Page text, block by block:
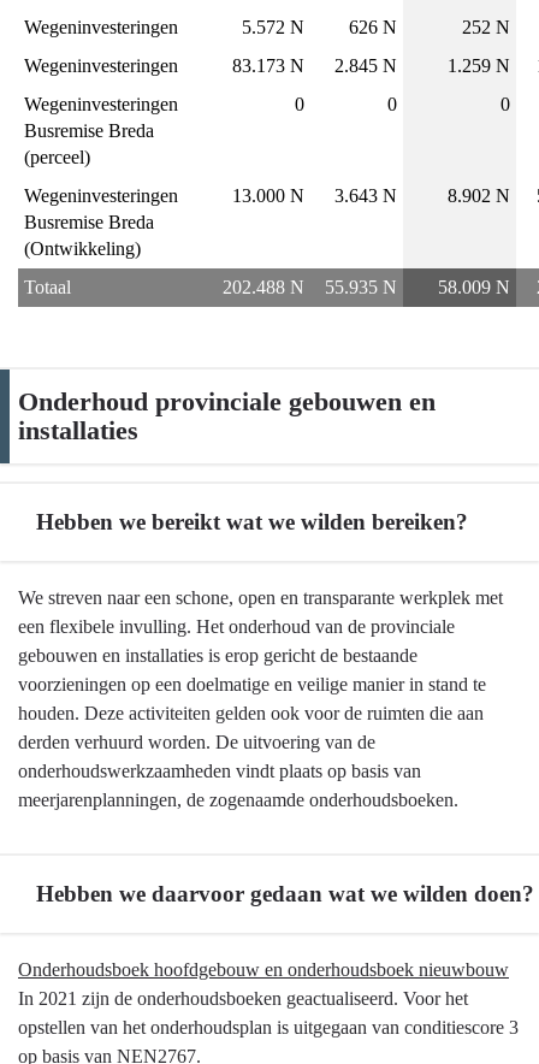
Wegeninvesteringen
5.572 N 626 N
252 N
Wegeninvesteringen
83.173 N 2.845 N 1.259 N
Wegeninvesteringen
Busremise Breda
(perceel)
0 0 0
Wegeninvesteringen
Busremise Breda
(Ontwikkeling)
13.000 N 3.643 N 8.902 N
Totaal 202.488 N 55.935 N 58.009 N
Onderhoud provinciale gebouwen en
installaties
Hebben we bereikt wat we wilden bereiken?
Terug
naar
navigatie
Onderhoud
provinciale
gebouwen
Hebben
wat
we
wilden
bereiken?
We streven naar een schone, open en transparante werkplek met
een flexibele invulling. Het onderhoud van de provinciale
gebouwen en installaties is erop gericht de bestaande
voorzieningen op een doelmatige en veilige manier in stand te
houden. Deze activiteiten gelden ook voor de ruimten die aan
derden verhuurd worden. De uitvoering van de
onderhoudswerkzaamheden vindt plaats op basis van
meerjarenplanningen, de zogenaamde onderhoudsboeken.
Hebben we daarvoor gedaan wat we wilden doen?
Terug
naar
navigatie
Onderhoudsboek hoofdgebouw en onderhoudsboek nieuwbouw
In 2021 zijn de onderhoudsboeken geactualiseerd. Voor het
opstellen van het onderhoudsplan is uitgegaan van conditiescore 3
op basis van NEN2767.